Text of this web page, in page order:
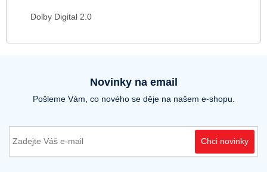
Dolby Digital 2.0
Novinky na email
Pošleme Vám, co nového se děje na našem e-shopu.
Chci novinky